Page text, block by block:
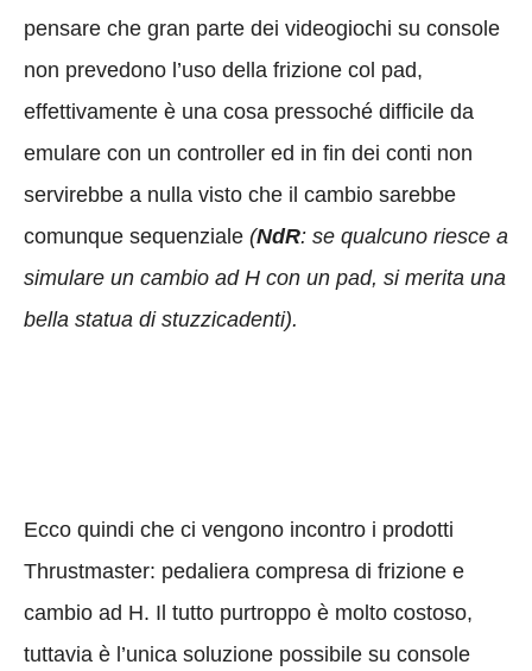
pensare che gran parte dei videogiochi su console
non prevedono l’uso della frizione col pad,
effettivamente è una cosa pressoché difficile da
emulare con un controller ed in fin dei conti non
servirebbe a nulla visto che il cambio sarebbe
comunque sequenziale (NdR: se qualcuno riesce a
simulare un cambio ad H con un pad, si merita una
bella statua di stuzzicadenti).
Ecco quindi che ci vengono incontro i prodotti
Thrustmaster: pedaliera compresa di frizione e
cambio ad H. Il tutto purtroppo è molto costoso,
tuttavia è l’unica soluzione possibile su console